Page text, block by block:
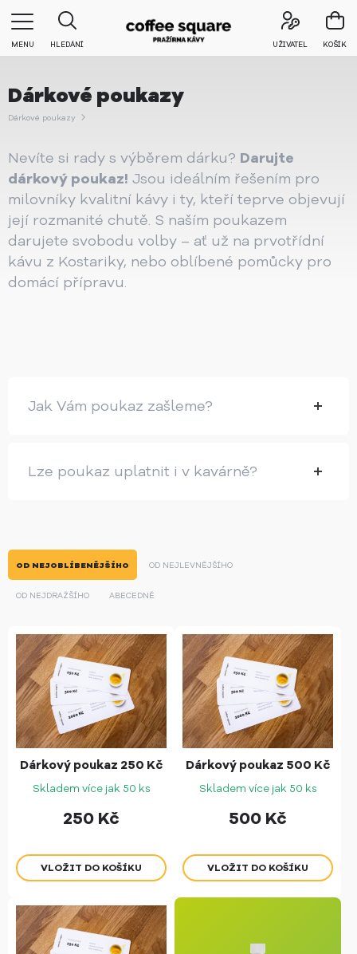
MENU HLEDÁNÍ UŽIVATEL KOŠÍK
Dárkové poukazy
Dárkové poukazy
Nevíte si rady s výběrem dárku? Darujte
dárkový poukaz! Jsou ideálním řešením pro
milovníky kvalitní kávy i ty, kteří teprve objevují
její rozmanité chutě. S naším poukazem
darujete svobodu volby – ať už na prvotřídní
kávu z Kostariky, nebo oblíbené pomůcky pro
domácí přípravu.
Jak Vám poukaz zašleme?
Lze poukaz uplatnit i v kavárně?
OD NEJOBLÍBENĚJŠÍHO OD NEJLEVNĚJŠÍHO
OD NEJDRAŽŠÍHO ABECEDNĚ
Dárkový poukaz 250 Kč
Skladem více jak 50 ks
250 Kč
Dárkový poukaz 500 Kč
Skladem více jak 50 ks
500 Kč